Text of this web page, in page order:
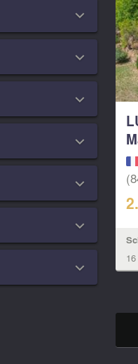







16